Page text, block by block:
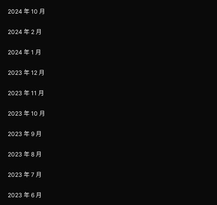
2024 年 10 月
2024 年 2 月
2024 年 1 月
2023 年 12 月
2023 年 11 月
2023 年 10 月
2023 年 9 月
2023 年 8 月
2023 年 7 月
2023 年 6 月